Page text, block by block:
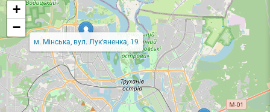
м. Мінська, вул. Лук'яненка, 19
+
−